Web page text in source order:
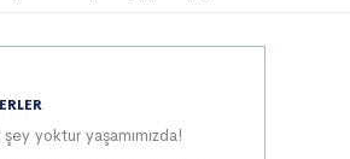
yoktur yaşamımızda!